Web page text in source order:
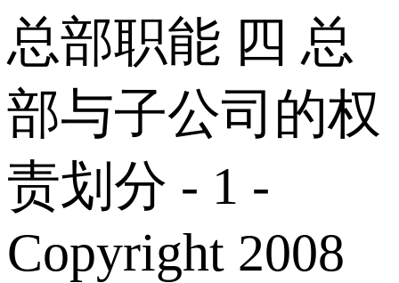
总部职能 四 总
部与子公司的权
责划分 - 1 -
Copyright 2008